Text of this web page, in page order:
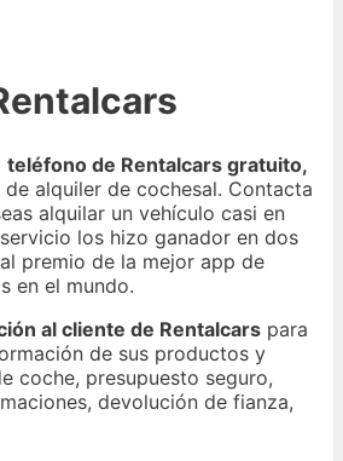
teléfono de Rentalcars gratuito,
alquiler de cochesal. Contacta
alquilar un vehículo casi en
los hizo ganador en dos
premio de la mejor app de
en el mundo.
al cliente de Rentalcars para
de sus productos y
coche, presupuesto seguro,
devolución de fianza,